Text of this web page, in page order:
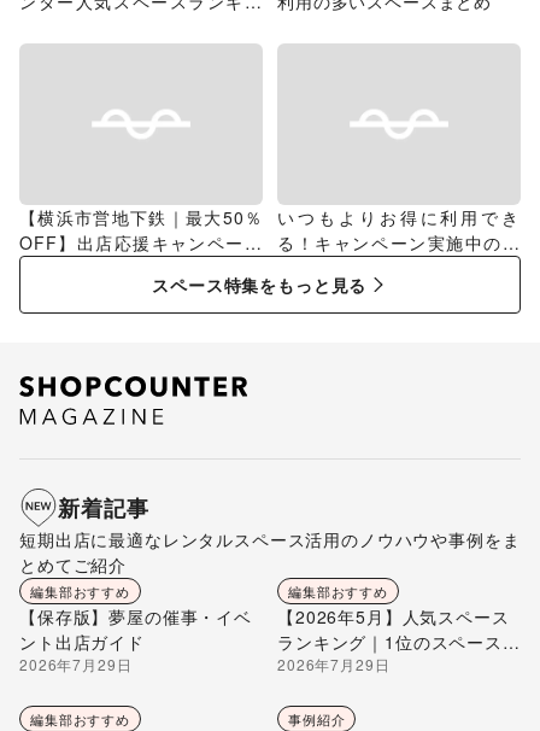
【横浜市営地下鉄｜最大50％
OFF】出店応援キャンペーン
特集
いつもよりお得に利用でき
る！キャンペーン実施中のス
スペース特集をもっと見る
新着記事
短期出店に最適なレンタルスペース活用のノウハウや事例をま
とめてご紹介
編集部おすすめ
【保存版】夢屋の催事・イベ
ント出店ガイド
2026年7月29日
編集部おすすめ
【2026年5月】人気スペース
ランキング｜1位のスペースを
編集部が解説
2026年7月29日
編集部おすすめ 事例紹介